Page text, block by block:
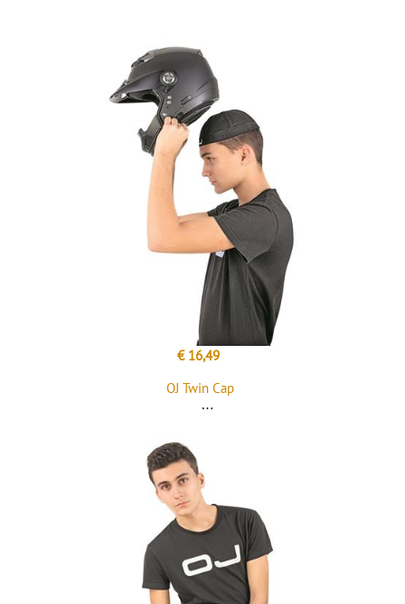
€ 16,49
OJ Twin Cap